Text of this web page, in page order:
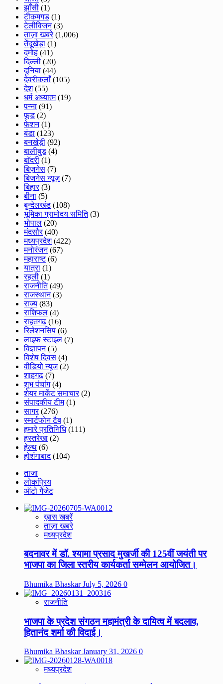
झाँसी (1)
टीकमगड (1)
टेलीविजन(3)
ताज़ा खबरे(1,006)
तेंदूखेड़ा (1)
दमोह (41)
दिल्ली (20)
दुनिया (44)
देवरीकलाँ(105)
देश(55)
धर्म अध्यात्म(19)
पन्ना (91)
फूड (2)
फेशन(1)
बंडा (123)
बनखेड़ी (92)
बालीबुड (4)
बाॅदरी (1)
बिज़नेस (7)
बिजनेस न्यूज़(7)
बिहार(3)
बीना (5)
बुन्देलखंड (108)
भूमिका ग्रामोदय समिति(3)
भोपाल (20)
मंदसौर(40)
मध्यप्रदेश(422)
मनोरंजन(67)
महाराष्ट(6)
यात्रा (1)
रहली (1)
राजनीति(49)
राजस्थान(3)
राज्य (83)
राशिफल (4)
राहतगढ़ (16)
रिलेशनसिप (6)
लाइफ स्टाइल (7)
विज्ञापन(5)
विशेष दिवस (4)
वीडियो न्यूज(2)
शाहगढ़ (7)
शुभ पंचांग(4)
शेयर मार्केट समाचार(2)
संपादकीय टीम(1)
सागर(276)
स्मार्टफोन टैब (1)
हमारे प्रतिनिधि(111)
हस्तरेखा (2)
हेल्थ (6)
होशंगाबाद(104)
ताजा
लोकप्रिय
ऑटो गैजेट
ख़ास खबरें
ताज़ा खबरे
मध्यप्रदेश
बदनावर में डॉ. श्यामा प्रसाद मुखर्जी की 125वीं जयंती पर
भाजपा का जिला स्तरीय कार्यकर्ता सम्मेलन आयोजित।
Bhumika BhaskarJuly 5, 2026 0
राजनीति
भाजपा के प्रदेश संगठन महामंत्री के दायित्व में बदलाव,
हितानंद शर्मा की विदाई।
Bhumika BhaskarJanuary 31, 2026 0
मध्यप्रदेश